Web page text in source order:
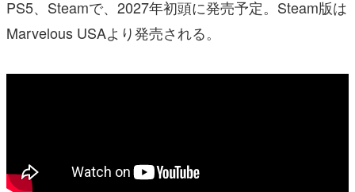
PS5、Steamで、2027年初頭に発売予定。Steam版は
Marvelous USAより発売される。